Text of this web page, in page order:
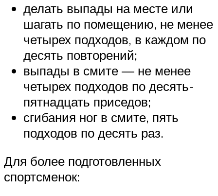
делать выпады на месте или
шагать по помещению, не менее
четырех подходов, в каждом по
десять повторений;
выпады в смите — не менее
четырех подходов по десять-
пятнадцать приседов;
сгибания ног в смите, пять
подходов по десять раз.
Для более подготовленных
спортсменок: